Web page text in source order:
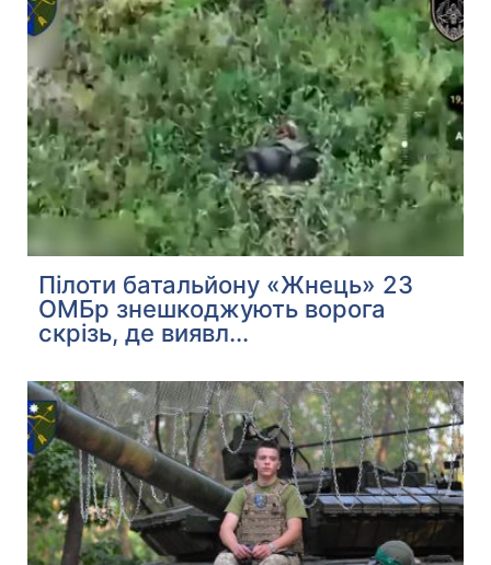
Пілоти батальйону «Жнець» 23
ОМБр знешкоджують ворога
скрізь, де виявл...